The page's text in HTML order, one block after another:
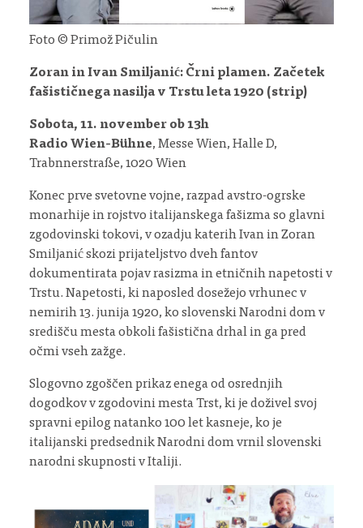
Foto © Primož Pičulin
Zoran in Ivan Smiljanić: Črni plamen. Začetek
fašističnega nasilja v Trstu leta 1920 (strip)
Sobota, 11. november ob 13h
Radio Wien-Bühne, Messe Wien, Halle D,
Trabnnerstraße, 1020 Wien
Konec prve svetovne vojne, razpad avstro-ogrske
monarhije in rojstvo italijanskega fašizma so glavni
zgodovinski tokovi, v ozadju katerih Ivan in Zoran
Smiljanić skozi prijateljstvo dveh fantov
dokumentirata pojav rasizma in etničnih napetosti v
Trstu. Napetosti, ki naposled dosežejo vrhunec v
nemirih 13. junija 1920, ko slovenski Narodni dom v
središču mesta obkoli fašistična drhal in ga pred
očmi vseh zažge.
Slogovno zgoščen prikaz enega od osrednjih
dogodkov v zgodovini mesta Trst, ki je doživel svoj
spravni epilog natanko 100 let kasneje, ko je
italijanski predsednik Narodni dom vrnil slovenski
narodni skupnosti v Italiji.